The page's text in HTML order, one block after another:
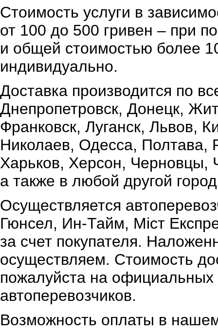
Стоимость услуги в
от 100 до 500 гривен – при
и общей стоимостью более
индивидуально.
Доставка производится по
Днепропетровск, Донецк,
Франковск, Луганск, Львов,
Николаев, Одесса,
Харьков, Херсон, Черновцы,
а также в любой другой
Осуществляется
Гюнсел, Ин-Тайм, Міст
за счет покупателя.
осуществляем. Стоимость
пожалуйста на официальных
автоперевозчиков.
Возможность оплаты в